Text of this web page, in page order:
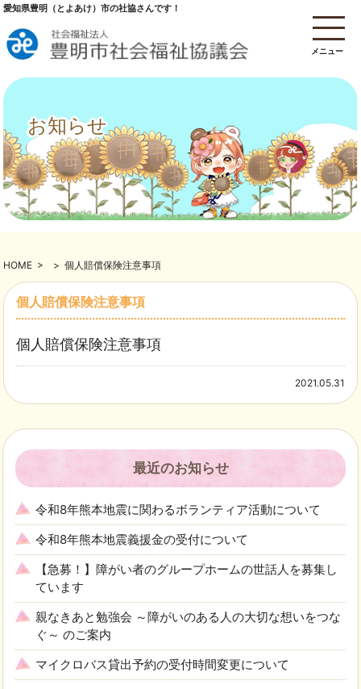
メニュー
愛知県豊明（とよあけ）市の社協さんです！
お知らせ
HOME > > 個人賠償保険注意事項
個人賠償保険注意事項
個人賠償保険注意事項
2021.05.31
最近のお知らせ
令和8年熊本地震に関わるボランティア活動について
令和8年熊本地震義援金の受付について
【急募！】障がい者のグループホームの世話人を募集し
ています
親なきあと勉強会 ～障がいのある人の大切な想いをつな
ぐ～ のご案内
マイクロバス貸出予約の受付時間変更について